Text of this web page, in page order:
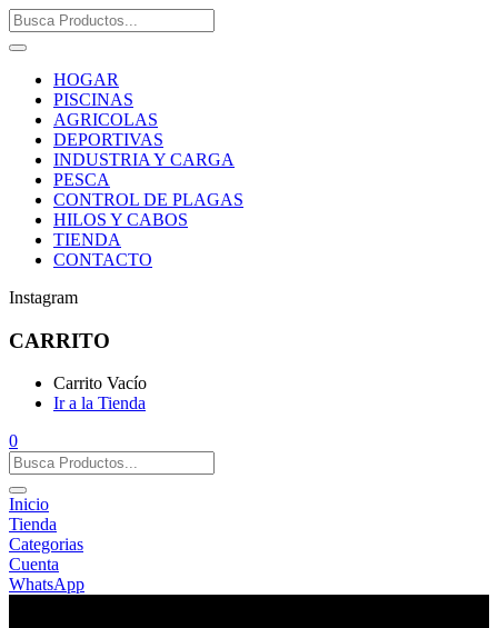
HOGAR
PISCINAS
AGRICOLAS
DEPORTIVAS
INDUSTRIA Y CARGA
PESCA
CONTROL DE PLAGAS
HILOS Y CABOS
TIENDA
CONTACTO
Instagram
CARRITO
Carrito Vacío
Ir a la Tienda
0
Inicio
Tienda
Categorias
Cuenta
WhatsApp